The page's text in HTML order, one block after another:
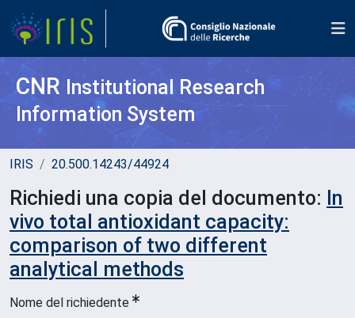
CNR Institutional Research
Information System
IRIS 20.500.14243/44924
Richiedi una copia del documento: In
vivo total antioxidant capacity:
comparison of two different
analytical methods
Nome del richiedente